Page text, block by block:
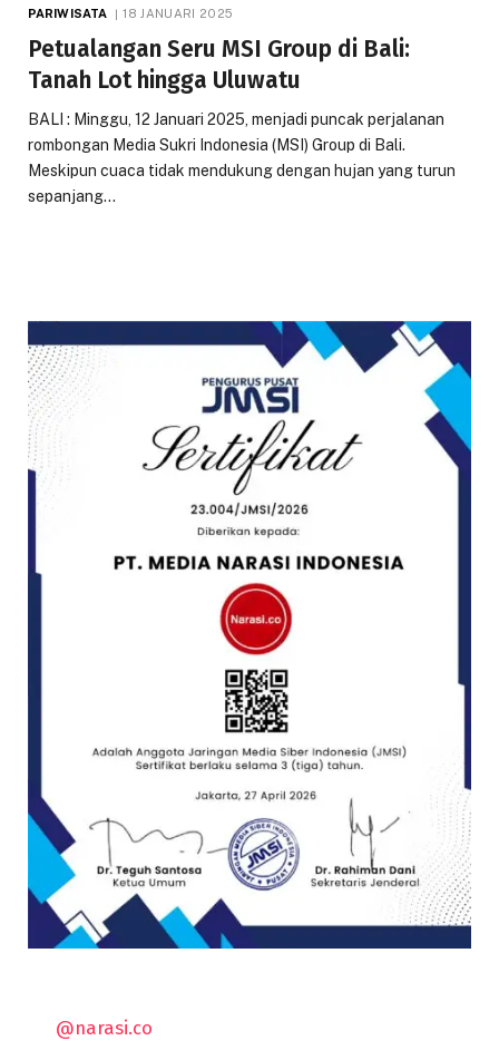
PARIWISATA 18 JANUARI 2025
Petualangan Seru MSI Group di Bali:
Tanah Lot hingga Uluwatu
BALI : Minggu, 12 Januari 2025, menjadi puncak perjalanan
rombongan Media Sukri Indonesia (MSI) Group di Bali.
Meskipun cuaca tidak mendukung dengan hujan yang turun
sepanjang…
@narasi.co